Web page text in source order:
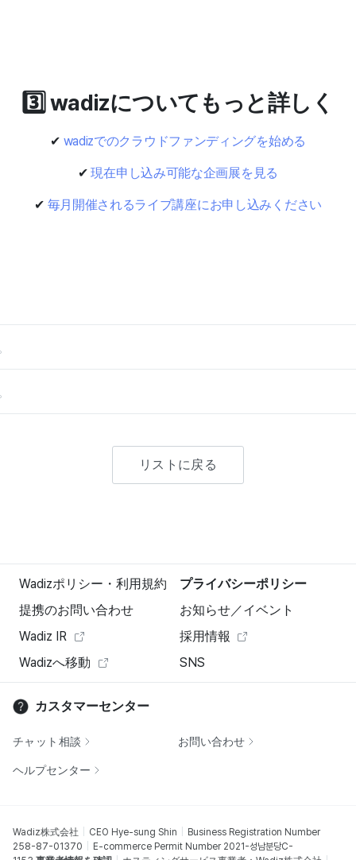
3️⃣ wadizについてもっと詳しく
✔ wadizでのクラウドファンディングを始める
✔現在申し込み可能な企画展を見る
✔ 毎月開催されるライブ講座にお申し込みください
リストに戻る
Wadizポリシー・利用規約
プライバシーポリシー
提携のお問い合わせ
お知らせ／イベント
Wadiz IR
採用情報
Wadizへ移動
SNS
カスタマーセンター
チャット相談 お問い合わせ
ヘルプセンター
Wadiz株式会社 CEO Hye-sung Shin
Business Registration Number
258-87-01370
E-commerce Permit Number 2021-성남분당C-